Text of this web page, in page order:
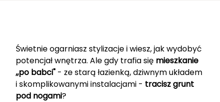
Świetnie ogarniasz stylizacje i wiesz, jak wydobyć
potencjał wnętrza. Ale gdy trafia się mieszkanie
,,po babci" - ze starą łazienką, dziwnym układem
i skomplikowanymi instalacjami - tracisz grunt
pod nogami?